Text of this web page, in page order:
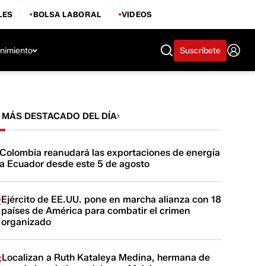
BOLSA LABORAL VIDEOS
Suscríbete
MÁS DESTACADO DEL DÍA
Colombia reanudará las exportaciones de energía
a Ecuador desde este 5 de agosto
Ejército de EE.UU. pone en marcha alianza con 18
países de América para combatir el crimen
organizado
Localizan a Ruth Kataleya Medina, hermana de